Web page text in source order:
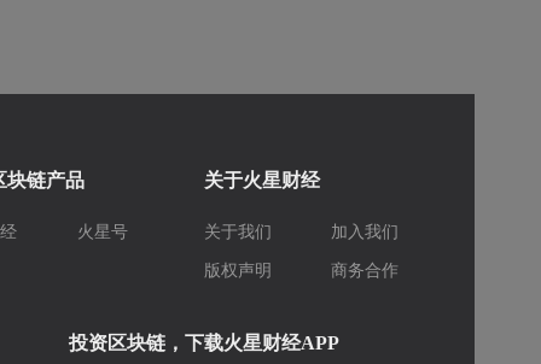
块链产品
火星号
关于火星财经
关于我们 加入我们
版权声明 商务合作
投资区块链，下载火星财经APP